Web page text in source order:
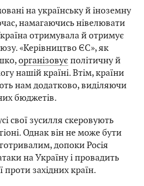
на українську й іноземну
намагаючись нівелювати
отримувала й отримує
«Керівництво ЄС», як
організовує політичну й
нашій країні. Втім, країни
нам додатково, виділяючи
бюджетів.
свої зусилля скеровують
Однак він не може бути
допоки Росія
на Україну і провадить
проти західних країн.